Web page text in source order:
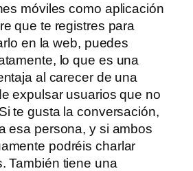
móviles como aplicación
que te registres para
en la web, puedes
lo que es una
al carecer de una
expulsar usuarios que no
te gusta la conversación,
esa persona, y si ambos
podréis charlar
También tiene una